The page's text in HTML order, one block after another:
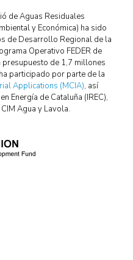
de Aguas Residuales
y Económica) ha sido
de Desarrollo Regional de la
Operativo FEDER de
de 1,7 millones
participado por parte de la
Applications (MCIA), así
Energía de Cataluña (IREC),
Agua y Lavola.